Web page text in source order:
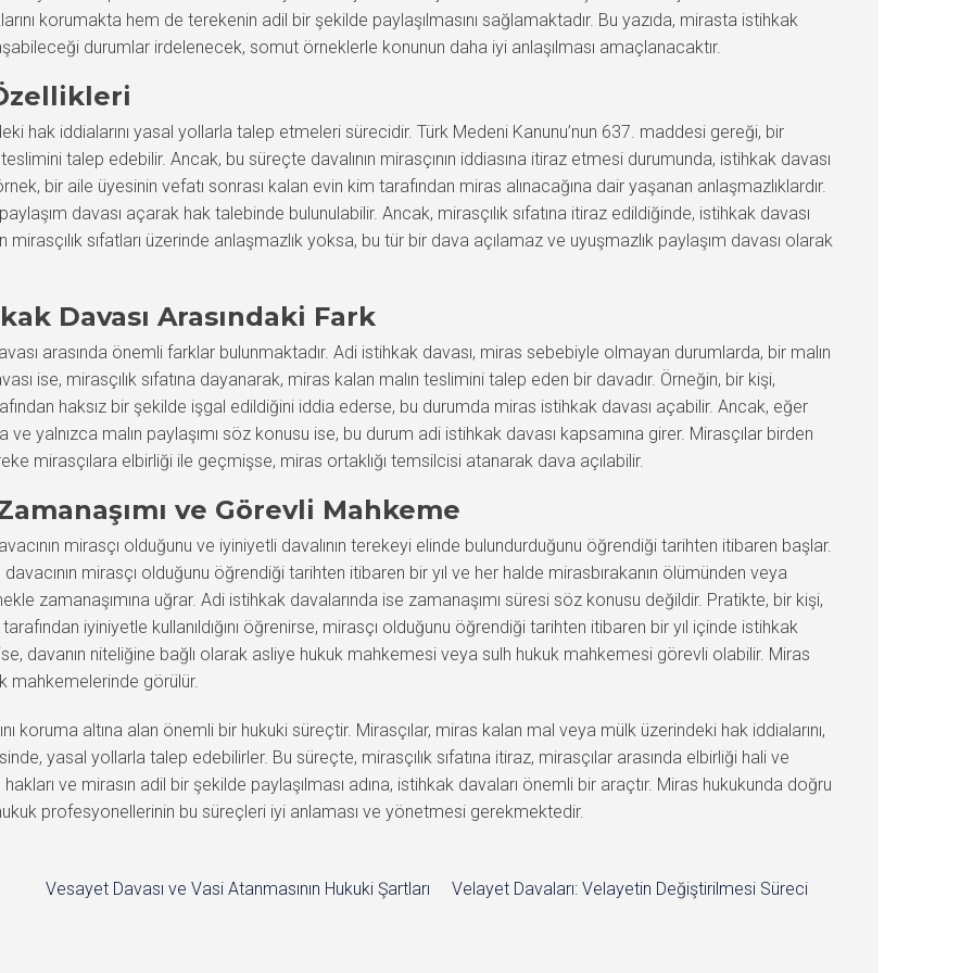
korumakta hem de terekenin adil bir şekilde paylaşılmasını sağlamaktadır. Bu yazıda, mirasta istihkak
durumlar irdelenecek, somut örneklerle konunun daha iyi anlaşılması amaçlanacaktır.
hak iddialarını yasal yollarla talep etmeleri sürecidir. Türk Medeni Kanunu’nun 637. maddesi gereği, bir
talep edebilir. Ancak, bu süreçte davalının mirasçının iddiasına itiraz etmesi durumunda, istihkak davası
bir aile üyesinin vefatı sonrası kalan evin kim tarafından miras alınacağına dair yaşanan anlaşmazlıklardır.
davası açarak hak talebinde bulunulabilir. Ancak, mirasçılık sıfatına itiraz edildiğinde, istihkak davası
sıfatları üzerinde anlaşmazlık yoksa, bu tür bir dava açılamaz ve uyuşmazlık paylaşım davası olarak
Davası Arasındaki Fark
arasında önemli farklar bulunmaktadır. Adi istihkak davası, miras sebebiyle olmayan durumlarda, bir malın
ise, mirasçılık sıfatına dayanarak, miras kalan malın teslimini talep eden bir davadır. Örneğin, bir kişi,
haksız bir şekilde işgal edildiğini iddia ederse, bu durumda miras istihkak davası açabilir. Ancak, eğer
ve yalnızca malın paylaşımı söz konusu ise, bu durum adi istihkak davası kapsamına girer. Mirasçılar birden
mirasçılara elbirliği ile geçmişse, miras ortaklığı temsilcisi atanarak dava açılabilir.
ve Görevli Mahkeme
mirasçı olduğunu ve iyiniyetli davalının terekeyi elinde bulundurduğunu öğrendiği tarihten itibaren başlar.
mirasçı olduğunu öğrendiği tarihten itibaren bir yıl ve her halde mirasbırakanın ölümünden veya
zamanaşımına uğrar. Adi istihkak davalarında ise zamanaşımı süresi söz konusu değildir. Pratikte, bir kişi,
iyiniyetle kullanıldığını öğrenirse, mirasçı olduğunu öğrendiği tarihten itibaren bir yıl içinde istihkak
davanın niteliğine bağlı olarak asliye hukuk mahkemesi veya sulh hukuk mahkemesi görevli olabilir. Miras
mahkemelerinde görülür.
koruma altına alan önemli bir hukuki süreçtir. Mirasçılar, miras kalan mal veya mülk üzerindeki hak iddialarını,
yasal yollarla talep edebilirler. Bu süreçte, mirasçılık sıfatına itiraz, mirasçılar arasında elbirliği hali ve
ve mirasın adil bir şekilde paylaşılması adına, istihkak davaları önemli bir araçtır. Miras hukukunda doğru
profesyonellerinin bu süreçleri iyi anlaması ve yönetmesi gerekmektedir.
Vesayet Davası ve Vasi Atanmasının Hukuki Şartları Velayet Davaları: Velayetin Değiştirilmesi Süreci